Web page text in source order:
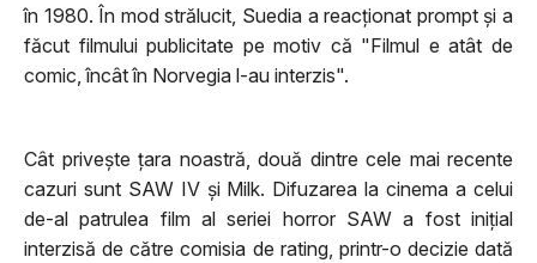
în 1980. În mod strălucit, Suedia a reacţionat prompt şi a
făcut filmului publicitate pe motiv că "Filmul e atât de
comic, încât în Norvegia l-au interzis".
Cât priveşte ţara noastră, două dintre cele mai recente
cazuri sunt SAW IV şi Milk. Difuzarea la cinema a celui
de-al patrulea film al seriei horror SAW a fost iniţial
interzisă de către comisia de rating, printr-o decizie dată